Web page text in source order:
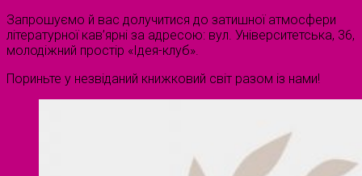
Запрошуємо й вас долучитися до затишної атмосфери
літературної кав’ярні за адресою: вул. Університетська, 36,
молодіжний простір «Ідея-клуб».
Пориньте у незвіданий книжковий світ разом із нами!